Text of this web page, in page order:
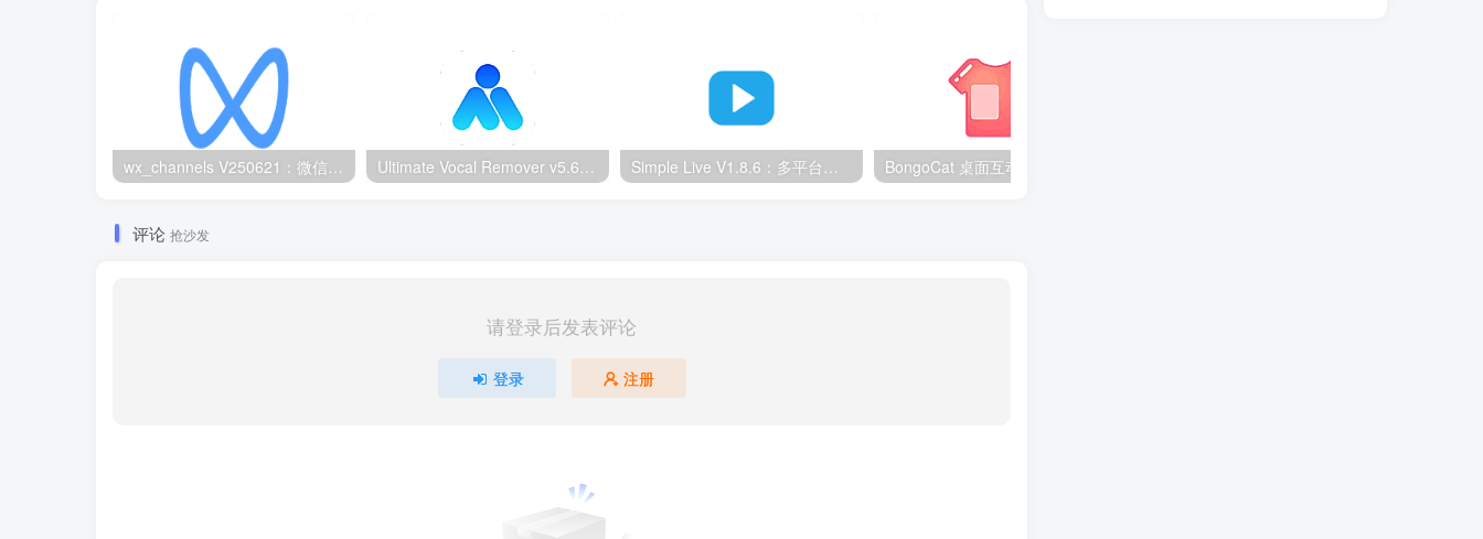
wx_channels V250621：微信视频号下载工具|支持Win/macOS Ultimate Vocal Remover v5.6.0汉化版：一键人声分离工具 Simple Live V1.8.6：多平台直播聚合工具
评论 抢沙发
请登录后发表评论
登录 注册